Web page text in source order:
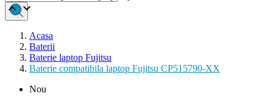
Acasa
Baterii
Baterie laptop Fujitsu
Baterie compatibila laptop Fujitsu CP515790-XX
Nou
